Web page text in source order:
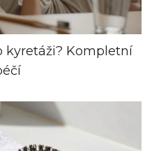
kyretáži? Kompletní